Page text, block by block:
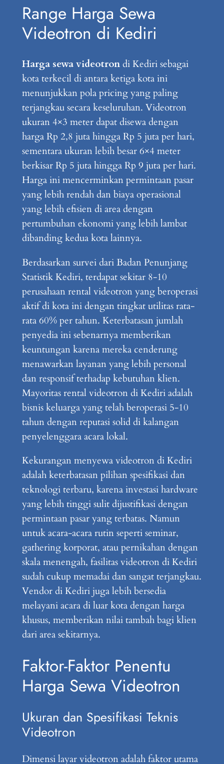
Range Harga Sewa
Videotron di Kediri
Harga sewa videotrondi Kediri sebagai
kota terkecil di antara ketiga kota ini
menunjukkan pola pricing yang paling
terjangkau secara keseluruhan. Videotron
ukuran 4×3 meter dapat disewa dengan
harga Rp 2,8 juta hingga Rp 5 juta per hari,
sementara ukuran lebih besar 6×4 meter
berkisar Rp 5 juta hingga Rp 9 juta per hari.
Harga ini mencerminkan permintaan pasar
yang lebih rendah dan biaya operasional
yang lebih efisien di area dengan
pertumbuhan ekonomi yang lebih lambat
dibanding kedua kota lainnya.
Berdasarkan survei dari Badan Penunjang
Statistik Kediri, terdapat sekitar 8-10
perusahaan rental videotron yang beroperasi
aktif di kota ini dengan tingkat utilitas rata-
rata 60% per tahun. Keterbatasan jumlah
penyedia ini sebenarnya memberikan
keuntungan karena mereka cenderung
menawarkan layanan yang lebih personal
dan responsif terhadap kebutuhan klien.
Mayoritas rental videotron di Kediri adalah
bisnis keluarga yang telah beroperasi 5-10
tahun dengan reputasi solid di kalangan
penyelenggara acara lokal.
Kekurangan menyewa videotron di Kediri
adalah keterbatasan pilihan spesifikasi dan
teknologi terbaru, karena investasi hardware
yang lebih tinggi sulit dijustifikasi dengan
permintaan pasar yang terbatas. Namun
untuk acara-acara rutin seperti seminar,
gathering korporat, atau pernikahan dengan
skala menengah, fasilitas videotron di Kediri
sudah cukup memadai dan sangat terjangkau.
Vendor di Kediri juga lebih bersedia
melayani acara di luar kota dengan harga
khusus, memberikan nilai tambah bagi klien
dari area sekitarnya.
Faktor-Faktor Penentu
Harga Sewa Videotron
Ukuran dan Spesifikasi Teknis
Videotron
Dimensi layar videotron adalah faktor utama